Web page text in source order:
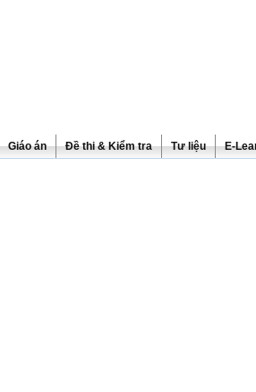
Giáo án Đề thi & Kiểm tra Tư liệu E-